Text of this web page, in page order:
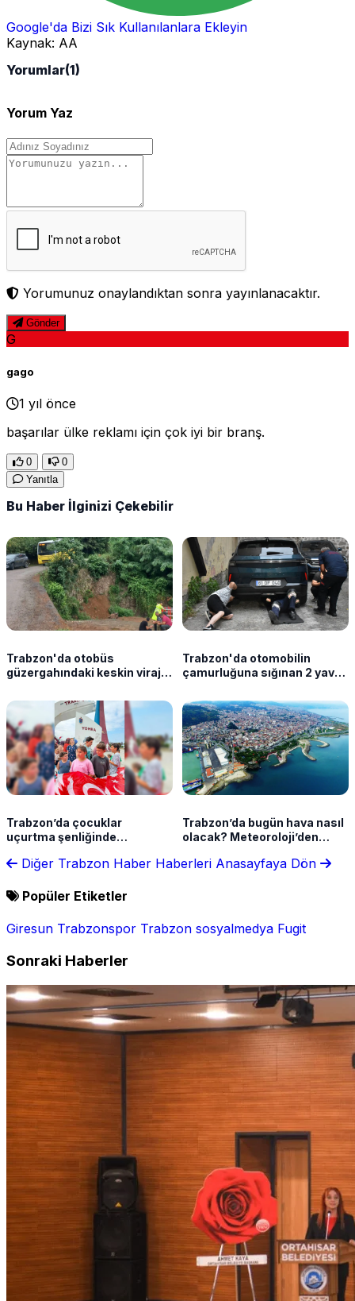
Google'da Bizi Sık Kullanılanlara Ekleyin
Kaynak: AA
Yorumlar(1)
Yorum Yaz
Yorumunuz onaylandıktan sonra yayınlanacaktır.
Gönder
G
gago
1 yıl önce
başarılar ülke reklamı için çok iyi bir branş.
0
0
Yanıtla
Bu Haber İlginizi Çekebilir
Trabzon'da otobüs
güzergahındaki keskin viraj
Trabzon'da otomobilin
çamurluğuna sığınan 2 yavru
müdahalesiyle kurtarıldı
Trabzon’da çocuklar
uçurtma şenliğinde
Trabzon’da bugün hava nasıl
olacak? Meteoroloji’den
Diğer Trabzon Haber Haberleri Anasayfaya Dön
Popüler Etiketler
Giresun Trabzonspor Trabzon sosyalmedya Fugit
Sonraki Haberler